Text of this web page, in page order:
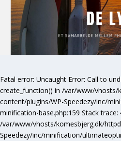
Fatal error: Uncaught Error: Call to
create_function() in /var/www/
content/plugins/WP-Speedezy/inc/
minification-base.php:159 Stack trace:
/var/www/vhosts/komesbjerg.dk/
Speedezy/inc/minification/